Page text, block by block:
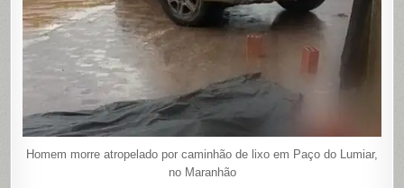
Homem morre atropelado por caminhão de lixo em Paço do Lumiar,
no Maranhão